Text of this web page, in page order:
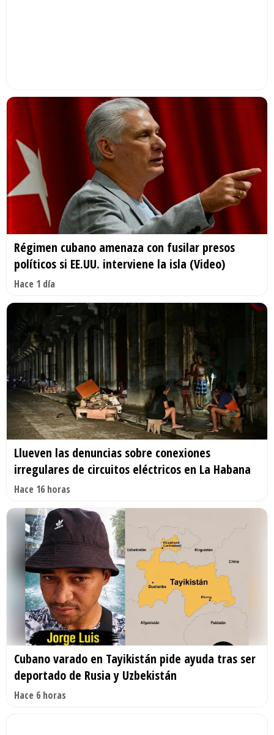
Régimen cubano amenaza con fusilar presos
políticos si EE.UU. interviene la isla (Video)
Hace 1 día
Llueven las denuncias sobre conexiones
irregulares de circuitos eléctricos en La Habana
Hace 16 horas
Cubano varado en Tayikistán pide ayuda tras ser
deportado de Rusia y Uzbekistán
Hace 6 horas